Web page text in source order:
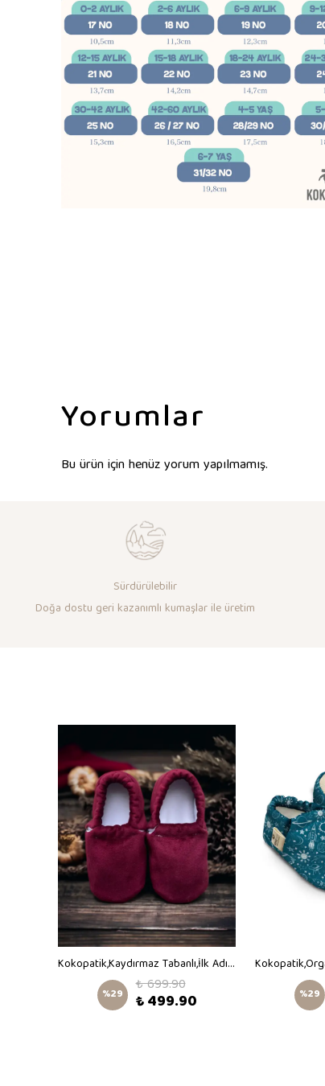
Yorumlar
Bu ürün için henüz yorum yapılmamış.
Sürdürülebilir
Doğa dostu geri kazanımlı kumaşlar ile üretim
Kokopatik,Kaydırmaz Tabanlı,İlk Adım Ev Patiği,Organik Pamuk Astarlı,Terletmez,Üşütmez,Bordo Kadife Patik
%29 ₺ 699.90
₺ 499.90 %29